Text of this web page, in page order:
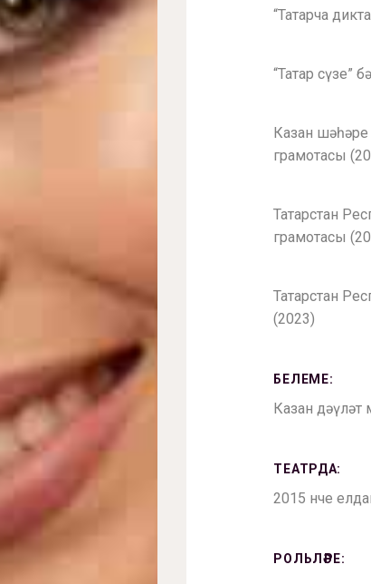
“Татарча
“Татар сүзе”
Казан
грамотасы
Татарстан
грамотасы
Татарстан
(2023)
БЕЛЕМЕ:
Казан дәүләт
ТЕАТРДА:
2015 нче
РОЛЬЛӘРЕ: